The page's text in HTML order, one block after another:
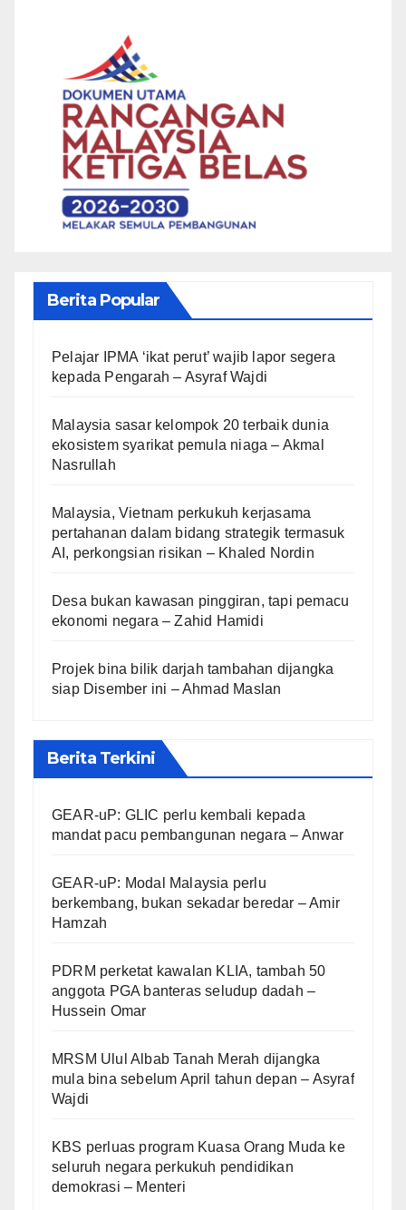
Berita Popular
Pelajar IPMA ‘ikat perut’ wajib lapor segera
kepada Pengarah – Asyraf Wajdi
Malaysia sasar kelompok 20 terbaik dunia
ekosistem syarikat pemula niaga – Akmal
Nasrullah
Malaysia, Vietnam perkukuh kerjasama
pertahanan dalam bidang strategik termasuk
AI, perkongsian risikan – Khaled Nordin
Desa bukan kawasan pinggiran, tapi pemacu
ekonomi negara – Zahid Hamidi
Projek bina bilik darjah tambahan dijangka
siap Disember ini – Ahmad Maslan
Berita Terkini
GEAR-uP: GLIC perlu kembali kepada
mandat pacu pembangunan negara – Anwar
GEAR-uP: Modal Malaysia perlu
berkembang, bukan sekadar beredar – Amir
Hamzah
PDRM perketat kawalan KLIA, tambah 50
anggota PGA banteras seludup dadah –
Hussein Omar
MRSM Ulul Albab Tanah Merah dijangka
mula bina sebelum April tahun depan – Asyraf
Wajdi
KBS perluas program Kuasa Orang Muda ke
seluruh negara perkukuh pendidikan
demokrasi – Menteri